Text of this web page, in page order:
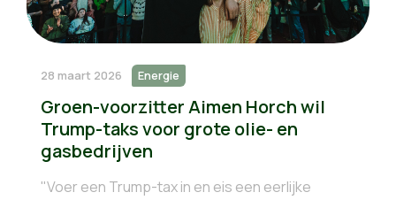
28 maart 2026 Energie
Groen-voorzitter Aimen Horch wil
Trump-taks voor grote olie- en
gasbedrijven
"Voer een Trump-tax in en eis een eerlijke